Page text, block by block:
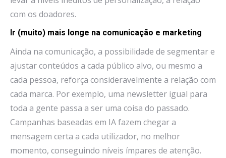
com os doadores.
Ir (muito) mais longe na comunicação e marketing
Ainda na comunicação, a possibilidade de segmentar e
ajustar conteúdos a cada público alvo, ou mesmo a
cada pessoa, reforça consideravelmente a relação com
cada marca. Por exemplo, uma newsletter igual para
toda a gente passa a ser uma coisa do passado.
Campanhas baseadas em IA fazem chegar a
mensagem certa a cada utilizador, no melhor
momento, conseguindo níveis ímpares de atenção.